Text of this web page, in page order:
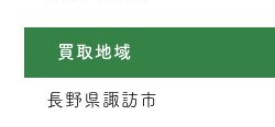
買取地域
長野県諏訪市